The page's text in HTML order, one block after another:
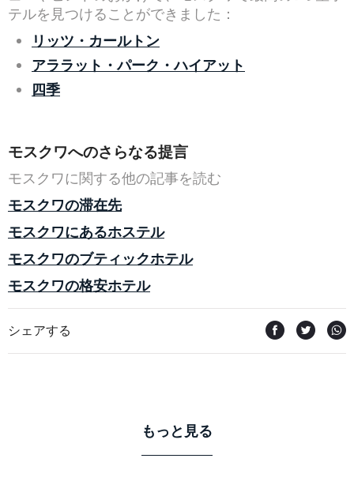
テルを見つけることができました：
リッツ・カールトン
アララット・パーク・ハイアット
四季
モスクワへのさらなる提言
モスクワに関する他の記事を読む
モスクワの滞在先
モスクワにあるホステル
モスクワのブティックホテル
モスクワの格安ホテル
シェアする
もっと見る